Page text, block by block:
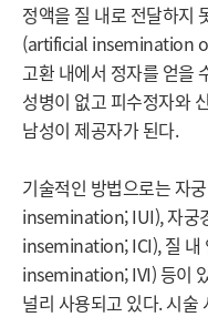
정액을 질 내로 전달하지
(artificial insemination
고환 내에서 정자를 얻을
성병이 없고 피수정자와
남성이 제공자가 된다.
기술적인 방법으로는 자
insemination; IUI), 자궁
insemination; ICI), 질
insemination; IVI) 등이
널리 사용되고 있다. 시술